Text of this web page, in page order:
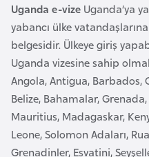
r
i
Uganda e-vize Uganda’ya
yabancı ülke
belgesidir. Ülkeye giriş
Uganda vizesine sahip
Angola, Antigua, Barbados,
Belize, Bahamalar,
Mauritius, Madagaskar,
Leone, Solomon Adaları,
Grenadinler, Esvatini,
a
A
z
e
r
b
a